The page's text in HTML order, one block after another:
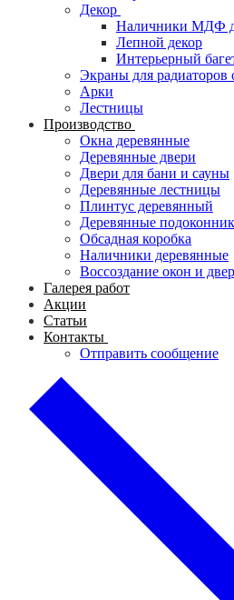
Декор
Наличники МДФ
Лепной декор
Интерьерный
Экраны для радиаторов
Арки
Лестницы
Производство
Окна деревянные
Деревянные двери
Двери для бани и сауны
Деревянные лестницы
Плинтус деревянный
Деревянные
Обсадная коробка
Наличники деревянные
Воссоздание окон и
Галерея работ
Акции
Статьи
Контакты
Отправить сообщение